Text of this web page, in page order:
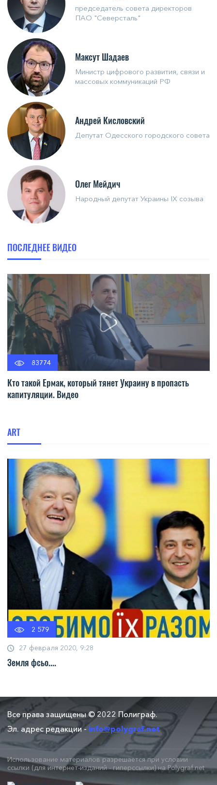
председатель совета директоров
ПАО "Северсталь"
Максут Шадаев
Министр цифрового развития, связи и
массовых коммуникаций РФ
Андрей Кисловский
Депутат Одесского городского совета
Олег Мейдич
Народный депутат Украины IX созыва
ПОСЛЕДНЕЕ ВИДЕО
83774
Кто такой Ермак, который тянет Украину в пропасть
капитуляции. Видео
ART
2 579
27 февраля 2020, 9:28
Земля фсьо....
Все права защищены © 2022 Полиграф.
Эл. адрес редакции - info@polygraf.net
Использование материалов разрешается при условии
ссылки (для интернет-изданий - гиперссылки) на Polygraf.net